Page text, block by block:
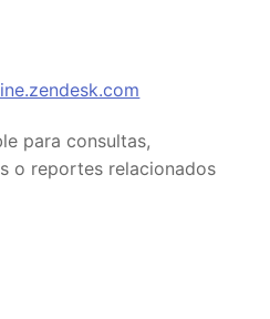
para consultas,
o reportes relacionados